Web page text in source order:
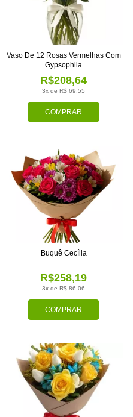
COMPRAR
3x de R$ 69,55
R$208,64
Vaso De 12 Rosas Vermelhas Com
Gypsophila
COMPRAR
3x de R$ 86,06
R$258,19
Buquê Cecília